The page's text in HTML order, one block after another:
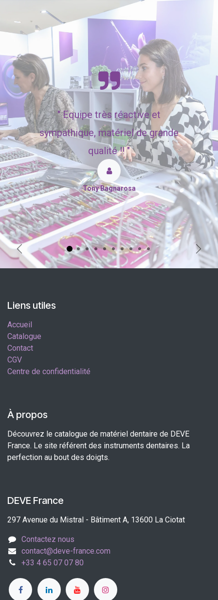
"Equipe très réactive et
sympathique, matériel de grande
qualité !! "
Tony Bagnarosa
Précédent
Liens utiles
Accueil
Catalogue
Contact
CGV
Centre de confidentialité
À propos
Découvrez le catalogue de matériel dentaire de DEVE
France. Le site référent des instruments dentaires. La
perfection au bout des doigts.
DEVE France
297 Avenue du Mistral - Bâtiment A, 13600 La Ciotat
Contactez nous
contact@deve-france.com
+33 4 65 07 07 80